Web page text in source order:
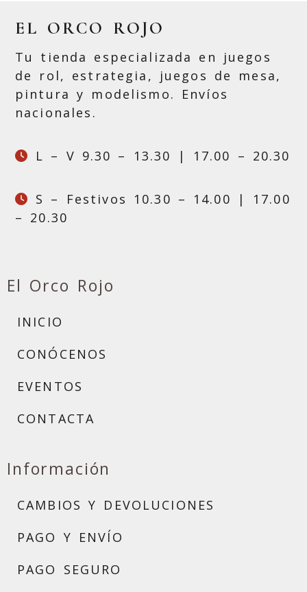
EL ORCO ROJO
Tu tienda especializada en juegos
de rol, estrategia, juegos de mesa,
pintura y modelismo. Envíos
nacionales.
L – V 9.30 – 13.30 | 17.00 – 20.30
S – Festivos 10.30 – 14.00 | 17.00
– 20.30
El Orco Rojo
INICIO
CONÓCENOS
EVENTOS
CONTACTA
Información
CAMBIOS Y DEVOLUCIONES
PAGO Y ENVÍO
PAGO SEGURO